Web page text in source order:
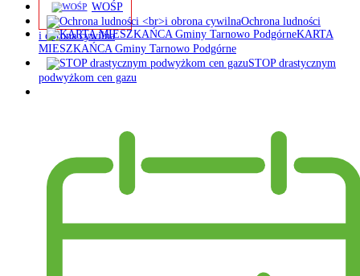
WOŚP
Ochrona ludności
i obrona cywilna
KARTA
MIESZKAŃCA Gminy Tarnowo Podgórne
STOP drastycznym
podwyżkom cen gazu